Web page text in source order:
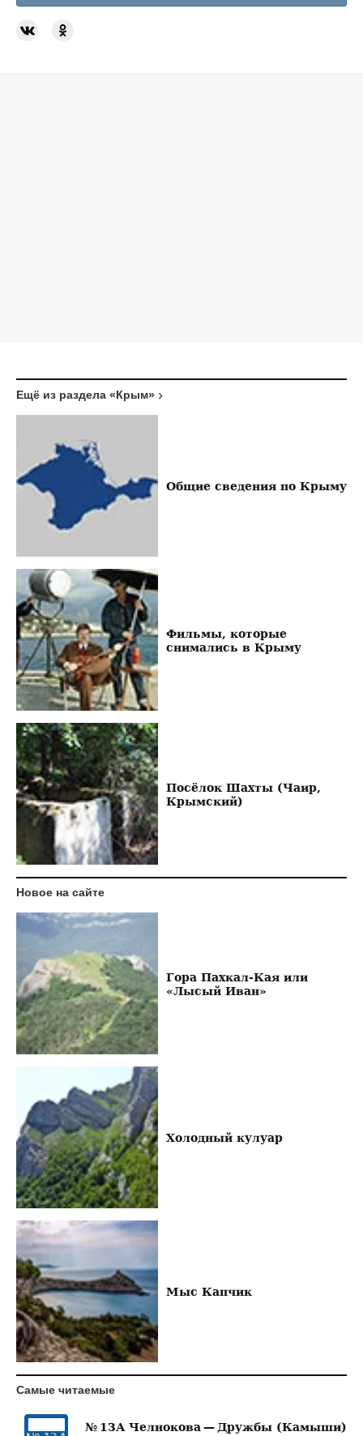
Ещё из раздела «Крым»
Общие сведения по Крыму
Фильмы, которые
снимались в Крыму
Посёлок Шахты (Чаир,
Крымский)
Новое на сайте
Гора Пахкал-Кая или
«Лысый Иван»
Холодный кулуар
Мыс Капчик
Самые читаемые
№ 13А Челнокова — Дружбы (Камыши)